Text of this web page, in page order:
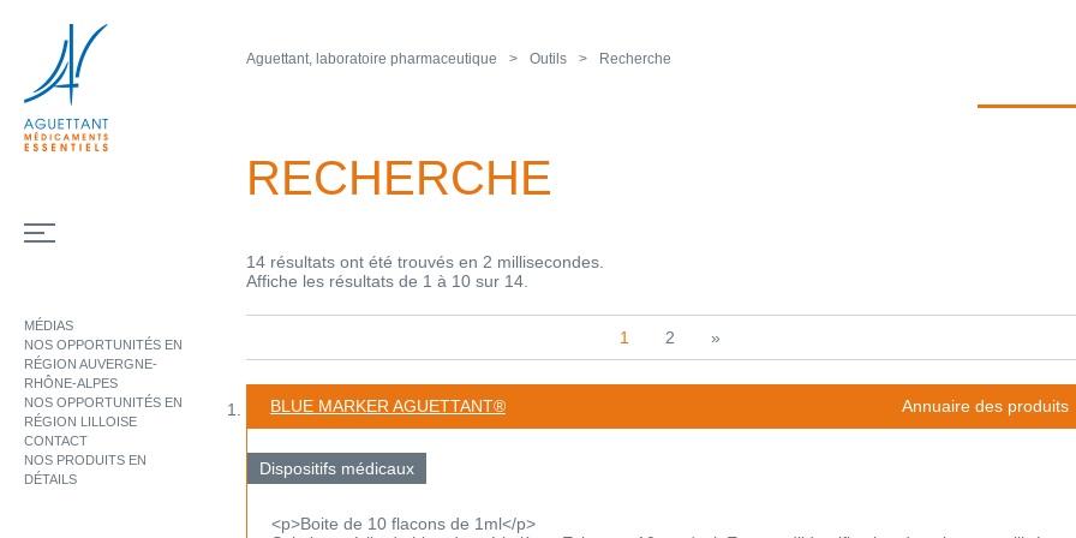
MÉDIAS
NOS OPPORTUNITÉS EN
RÉGION AUVERGNE-
RHÔNE-ALPES
NOS OPPORTUNITÉS EN
RÉGION LILLOISE
CONTACT
NOS PRODUITS EN
DÉTAILS
Aguettant, laboratoire pharmaceutique Outils Recherche
RECHERCHE
14 résultats ont été trouvés en 2 millisecondes.
Affiche les résultats de 1 à 10 sur 14.
1 2 »
BLUE MARKER AGUETTANT® Annuaire des produits
Dispositifs médicaux
<p>Boite de 10 flacons de 1ml</p>